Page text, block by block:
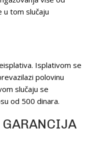
u tom slučaju
Isplativom se
polovinu
slučaju se
od 500 dinara.